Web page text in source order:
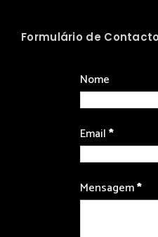
Formulário de
Nome
Email*
Mensagem*